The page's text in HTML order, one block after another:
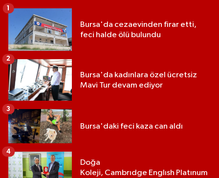
Bursa'da cezaevinden firar etti,
feci halde ölü bulundu
1
Bursa'da kadınlara özel ücretsiz
Mavi Tur devam ediyor
2
Bursa'daki feci kaza can aldı
3
Doğa
Koleji, Cambrıdge Englısh Platınum
4